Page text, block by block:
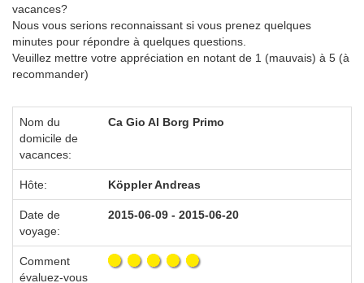
vacances?
Nous vous serions reconnaissant si vous prenez quelques
minutes pour répondre à quelques questions.
Veuillez mettre votre appréciation en notant de 1 (mauvais) à 5 (à
recommander)
Nom du
domicile de
vacances:
Ca Gio Al Borg Primo
Hôte: Köppler Andreas
Date de
voyage:
2015-06-09 - 2015-06-20
Comment
évaluez-vous